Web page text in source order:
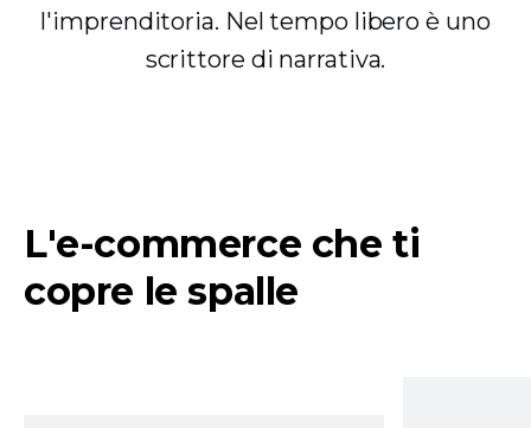
l'imprenditoria. Nel tempo libero è uno
scrittore di narrativa.
L'e-commerce che ti
copre le spalle